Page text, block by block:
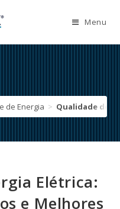
Menu
de Energia > Qualidade de
Elétrica:
e Melhores